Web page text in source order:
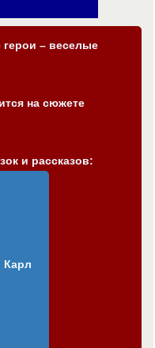
– веселые
на сюжете
и рассказов:
Карл